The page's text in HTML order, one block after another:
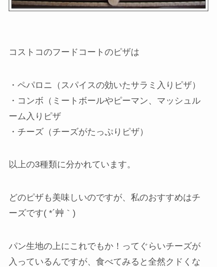
コストコのフードコートのピザは
・ペパロニ（スパイスの効いたサラミ入りピザ）
・コンボ（ミートボールやピーマン、マッシュル
ーム入りピザ
・チーズ（チーズがたっぷりピザ）
以上の3種類に分かれています。
どのピザも美味しいのですが、私のおすすめはチ
ーズです( *´艸｀)
パン生地の上にこれでもか！ってぐらいチーズが
入っているんですが、食べてみると全然クドくな